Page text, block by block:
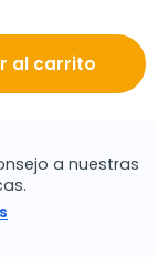
al carrito
a nuestras